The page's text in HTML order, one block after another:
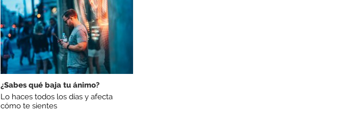
¿Sabes qué baja tu ánimo?
Lo haces todos los días y afecta
cómo te sientes